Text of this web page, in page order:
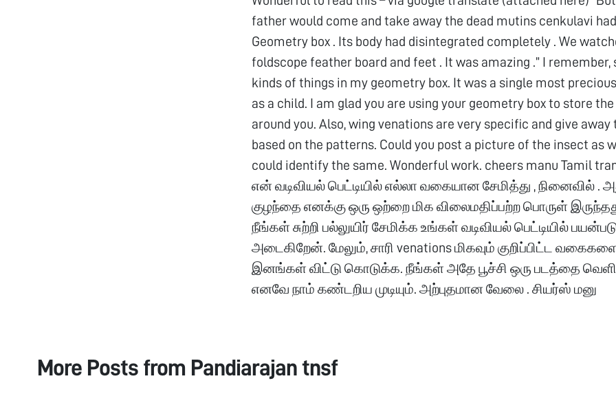
father would come and take away the dead mutins cenkulavi
Geometry box . Its body had disintegrated completely . We
foldscope feather board and feet . It was amazing .” I remember,
kinds of things in my geometry box. It was a single most
as a child. I am glad you are using your geometry box to store
around you. Also, wing venations are very specific and give away
based on the patterns. Could you post a picture of the insect as
could identify the same. Wonderful work. cheers manu Tamil
என் வடிவியல் பெட்டியில் எல்லா வகையான சேமித்து , நினைவில் .
குழந்தை எனக்கு ஒரு ஒற்றை மிக விலைமதிப்பற்ற பொருள்
நீங்கள் சுற்றி பல்லுயிர் சேமிக்க உங்கள் வடிவியல் பெட்டியில்
அடைகிறேன். மேலும், சாரி venations மிகவும் குறிப்பிட்ட
இனங்கள் விட்டு கொடுக்க. நீங்கள் அதே பூச்சி ஒரு படத்தை
எனவே நாம் கண்டறிய முடியும். அற்புதமான வேலை . சியர்ஸ் மனு
More Posts from Pandiarajan tnsf